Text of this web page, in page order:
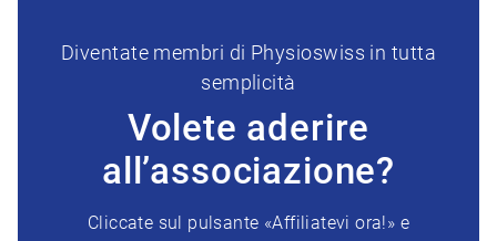
Diventate membri di Physioswiss in tutta
semplicità
Volete aderire
all’associazione?
Cliccate sul pulsante «Affiliatevi ora!» e